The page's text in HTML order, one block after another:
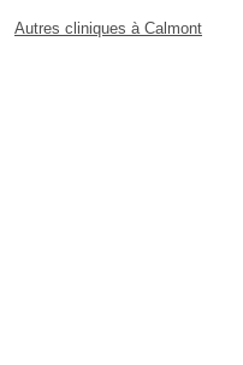
Autres cliniques à Calmont